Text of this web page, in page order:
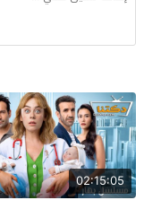
02:15:05